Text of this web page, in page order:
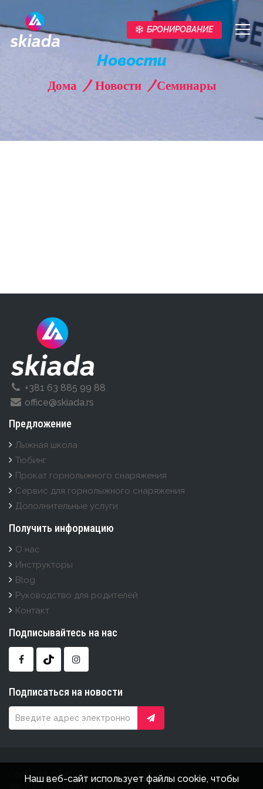
БРОНИРОВАНИЕ
Новости
Дома/Новости / Семинары
+381 63 885 99 88
office@skiada.rs
Предложение
Лыжная школа
Тюбинг
Прокат горнолыжного снаряжения
Cервис для горнолыжного снаряжения
Дополнительные услуги
Получить информацию
О нас
Инструкторы
Blog
Руководство для родителей
Контакт
Подписывайтесь на нас
Подписаться на новости
Copyright © SKIADA 2012-2026. Все права защищены.
Politika kolačića (cookies).
Наш веб-сайт использует файлы cookie, чтобы